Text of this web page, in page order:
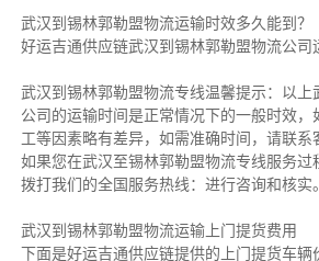
武汉到锡林郭勒盟物流运输时效多久能到？
好运吉通供应链武汉到锡林郭勒盟物流公司
武汉到锡林郭勒盟物流专线温馨提示：以上
公司的运输时间是正常情况下的一般时效
工等因素略有差异，如需准确时间，请联系
如果您在武汉至锡林郭勒盟物流专线服务过
拨打我们的全国服务热线：进行咨询和核实。
武汉到锡林郭勒盟物流运输上门提货费用
下面是好运吉通供应链提供的上门提货车辆